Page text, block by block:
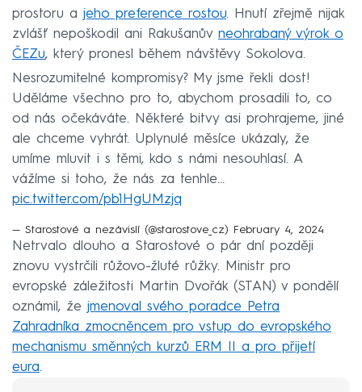
prostoru a jeho preference rostou. Hnutí zřejmě nijak
zvlášť nepoškodil ani Rakušanův neohrabaný výrok o
ČEZu, který pronesl během návštěvy Sokolova.
Nesrozumitelné kompromisy? My jsme řekli dost!
Uděláme všechno pro to, abychom prosadili to, co
od nás očekáváte. Některé bitvy asi prohrajeme, jiné
ale chceme vyhrát. Uplynulé měsíce ukázaly, že
umíme mluvit i s těmi, kdo s námi nesouhlasí. A
vážíme si toho, že nás za tenhle…
pic.twitter.com/pb1HgUMzjq
— Starostové a nezávislí (@starostove_cz) February 4, 2024
Netrvalo dlouho a Starostové o pár dní později
znovu vystrčili růžovo-žluté růžky. Ministr pro
evropské záležitosti Martin Dvořák (STAN) v pondělí
oznámil, že jmenoval svého poradce Petra
Zahradníka zmocněncem pro vstup do evropského
mechanismu směnných kurzů ERM II a pro přijetí
eura.